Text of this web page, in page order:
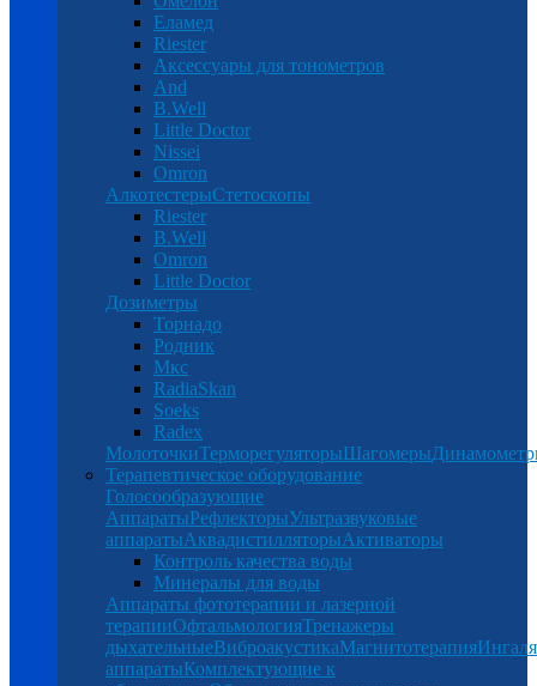
Еламед
Riester
Аксессуары для тонометров
And
B.Well
Little Doctor
Nissei
Omron
АлкотестерыСтетоскопы
Riester
B.Well
Omron
Little Doctor
Дозиметры
Торнадо
Родник
Мкс
RadiaSkan
Soeks
Radex
МолоточкиТерморегуляторыШагомеры
Терапевтическое оборудование
Голосообразующие
АппаратыРефлекторыУльтразвуковые
аппаратыАквадистилляторыАктиваторы
Контроль качества воды
Минералы для воды
Аппараты фототерапии и лазерной
терапииОфтальмологияТренажеры
дыхательныеВиброакустикаМагнитотерапия
аппаратыКомплектующие к